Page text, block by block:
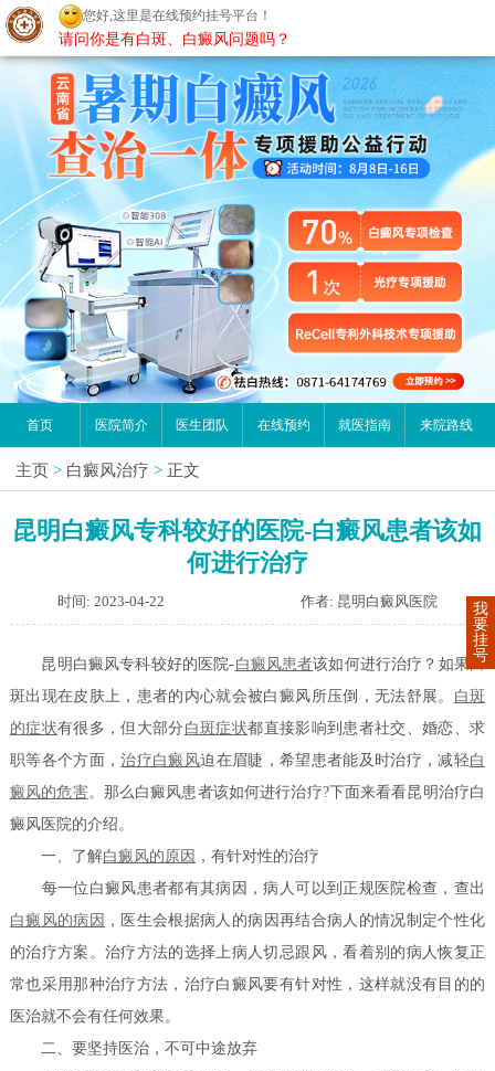
昆明白癜风医院
首页 医院简介 医生团队 在线预约 就医指南 来院路线
主页 > 白癜风治疗 > 正文
昆明白癜风专科较好的医院-白癜风患者该如
何进行治疗
时间: 2023-04-22 作者: 昆明白癜风医院
昆明白癜风专科较好的医院-白癜风患者该如何进行治疗？如果白
斑出现在皮肤上，患者的内心就会被白癜风所压倒，无法舒展。 白斑
的症状有很多，但大部分 白斑症状都直接影响到患者社交、婚恋、求
职等各个方面，治疗白癜风迫在眉睫，希望患者能及时治疗，减轻白
癜风的危害。那么白癜风患者该如何进行治疗?下面来看看昆明治疗白
癜风医院的介绍。
一、了解白癜风的原因 ，有针对性的治疗
每一位白癜风患者都有其病因，病人可以到正规医院检查，查出
白癜风的病因 ，医生会根据病人的病因再结合病人的情况制定个性化
的治疗方案。治疗方法的选择上病人切忌跟风，看着别的病人恢复正
常也采用那种治疗方法，治疗白癜风要有针对性，这样就没有目的的
医治就不会有任何效果。
二、要坚持医治，不可中途放弃
我
要
挂
号
您好,这里是在线预约挂号平台！
请问你是有白斑、白癜风问题吗？